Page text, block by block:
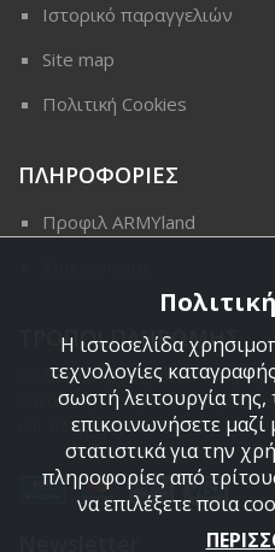
Ιστορικό παραγγελιών
Site map
Πολιτική Cookies
ΠΛΗΡΟΦΟΡΙΕΣ
Προφιλ ARMYland
ΤΡΟΠΟΙ ΠΛΗΡΩΜΗΣ
Οι διαθέσιμοι τρόποι
κατάθεση σε τραπεζικό μας
και πληρωμή με PayPal.
Η ιστοσελίδα
τεχνολογίες
σωστή λειτουργία
επικοινωνήσετε
στατιστικά για την
πληροφορίες από
να επιλέξετε ποια